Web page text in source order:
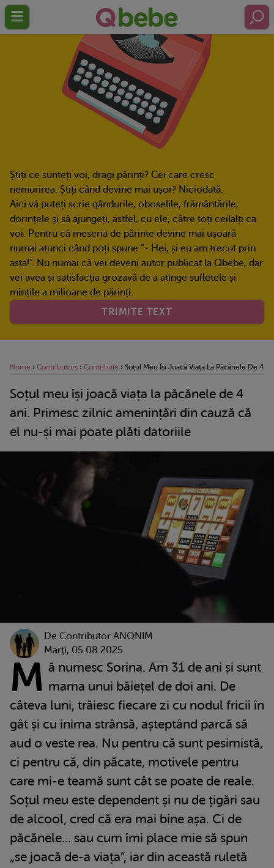
Știți ce sunteți voi, dragi părinți? Cei care cresc
nemurirea. Știți când devine mai ușor? Niciodată.
Aici vă puteți scrie gândurile, oboselile, frământările,
dorințele și să ajungeți, astfel, cu ele, către toți ceilalți ca
voi. Pentru că meseria de părinte devine mai ușoară
numai atunci când poți spune ”- Hei, și eu am trecut prin
asta!”. Nu numai că vei deveni autor publicat la Qbebe, dar
vei avea și satisfacția grozavă de a atinge sufletele și
mințile a milioane de părinți.
TRIMITE TEXT
Home › Contributors › Contribuie › Soțul Meu Își Joacă Viața La Păcănele De 4
Soțul meu își joacă viața la păcănele de 4
ani. Primesc zilnic amenințări din cauză că
el nu-și mai poate plăti datoriile
De Contributor ANONIM
Marţi, 05.08.2025
M ă numesc Sorina. Am 31 de ani și sunt
mama unui băiețel de doi ani. De
câteva luni, trăiesc fiecare zi cu nodul fricii în
gât și cu inima strânsă, așteptând parcă să
aud o veste rea. Nu pentru că sunt pesimistă,
ci pentru că, din păcate, motivele pentru
care mi-e teamă sunt cât se poate de reale.
Soțul meu este dependent și nu de țigări sau
de alcool, cred că era mai bine așa. Ci de
păcănele... sau cum îmi place mie să spun
„se joacă de-a viața”, iar din această ruletă